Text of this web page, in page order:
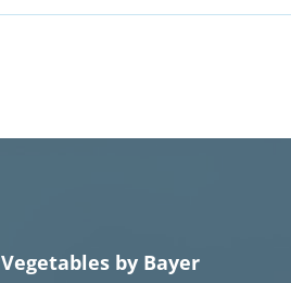
Vegetables by Bayer